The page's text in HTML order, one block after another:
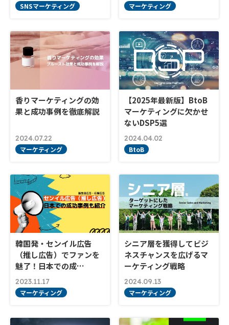
SNSマーケティング マーケティング
香りマーケティングの効
果と成功事例を徹底解説
2024.07.22
マーケティング
【2025年最新版】BtoB
マーケティングに欠かせ
ないDSP5選
2024.04.02
BtoB
韓国発・センイル広告
（推し広告）でファンを
魅了！日本での成…
2023.11.17
マーケティング
シニア層を獲得してビジ
ネスチャンスを広げるマ
ーケティング戦略
2024.09.13
マーケティング